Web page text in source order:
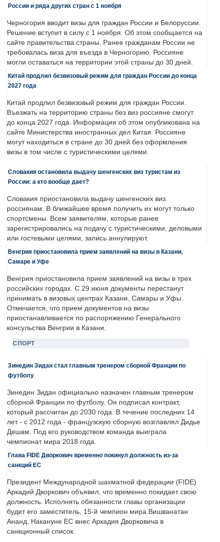
России и ряда других стран с 1 ноября
Черногория вводит визы для граждан России и Белоруссии.
Решение вступит в силу с 1 ноября. Об этом сообщается на
сайте правительства страны. Ранее гражданам России не
требовалась виза для въезда в Черногорию. Россияне
могли оставаться на территории этой страны до 30 дней.
Китай продлил безвизовый режим для граждан России до конца
2027 года
Китай продлил безвизовый режим для граждан России.
Въезжать на территорию страны без виз россияне смогут
до конца 2027 года. Информация об этом опубликована на
сайте Министерства иностранных дел Китая. Россияне
могут находиться в стране до 30 дней без оформления
визы в том числе с туристическими целями.
Словакия остановила выдачу шенгенских виз туристам из
России: а кто вообще дает?
Словакия приостановила выдачу шенгенских виз
россиянам. В ближайшее время получить их могут только
спортсмены. Всем заявителям, которые ранее
зарегистрировались на подачу с туристическими, деловыми
или гостевыми целями, запись аннулируют.
Венгрия приостановила прием заявлений на визы в Казани,
Самаре и Уфе
Венгрия приостановила прием заявлений на визы в трех
российских городах. С 29 июня документы перестанут
принимать в визовых центрах Казани, Самары и Уфы.
Отмечается, что прием документов на визы
приостанавливается по распоряжению Генерального
консульства Венгрии в Казани.
СПОРТ
Зинедин Зидан стал главным тренером сборной Франции по
футболу
Зинедин Зидан официально назначен главным тренером
сборной Франции по футболу. Он подписал контракт,
который рассчитан до 2030 года. В течение последних 14
лет - с 2012 года - французскую сборную возглавлял Дидье
Дешам. Под его руководством команда выиграла
чемпионат мира 2018 года.
Глава FIDE Дворкович временно покинул должность из-за
санкций ЕС
Президент Международной шахматной федерации (FIDE)
Аркадий Дворкович объявил, что временно покидает свою
должность. Исполнять обязанности главы организации
будет его заместитель, 15-й чемпион мира Вишванатан
Ананд. Накануне ЕС внес Аркадия Дворковича в
санкционный список.